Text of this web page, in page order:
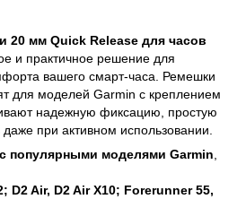
20 мм Quick Release для часов
и практичное решение для
вашего смарт-часа. Ремешки
для моделей Garmin с креплением
надежную фиксацию, простую
при активном использовании.
популярными моделями Garmin
D2 Air, D2 Air X10; Forerunner 55,